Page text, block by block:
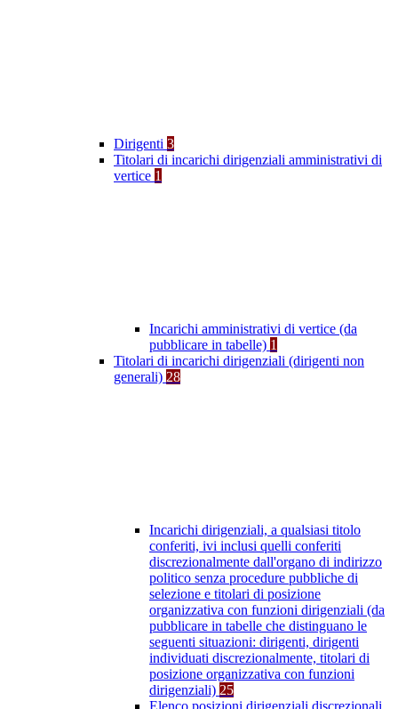
Dirigenti 3
Titolari di incarichi dirigenziali amministrativi di
vertice 1
Incarichi amministrativi di vertice (da
pubblicare in tabelle) 1
Titolari di incarichi dirigenziali (dirigenti non
generali) 28
Incarichi dirigenziali, a qualsiasi titolo
conferiti, ivi inclusi quelli conferiti
discrezionalmente dall'organo di indirizzo
politico senza procedure pubbliche di
selezione e titolari di posizione
organizzativa con funzioni dirigenziali (da
pubblicare in tabelle che distinguano le
seguenti situazioni: dirigenti, dirigenti
individuati discrezionalmente, titolari di
posizione organizzativa con funzioni
dirigenziali) 25